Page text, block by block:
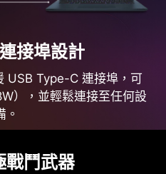
接埠設計
USB Type-C 連接埠，可
），並輕鬆連接至任何設
。
戰鬥武器